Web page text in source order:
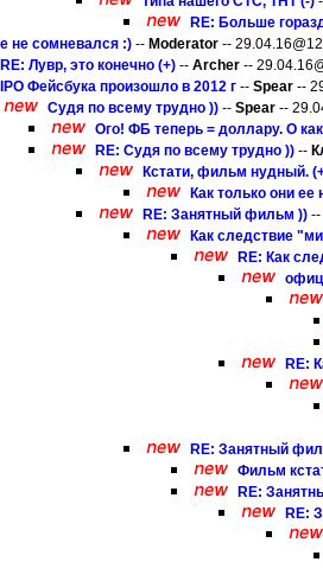
RE: Больше
не сомневался :) -- Moderator --
RE: Лувр, это конечно (+) -- Archer --
IPO Фейсбука произошло в 2012 г -- Spear --
Судя по всему трудно )) -- Spear --
Ого! ФБ теперь = доллару. О
RE: Судя по всему трудно )) --
Кстати, фильм нудный.
Как только они
RE: Занятный фильм )) --
Как следствие
RE: Как
RE:
RE: Занятный
Фильм
RE:
RE: